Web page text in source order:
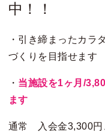
中！！
・引き締まったカラ
づくりを目指せます
・ 当施設を1ヶ月/
ます
通常 入会金3,300円